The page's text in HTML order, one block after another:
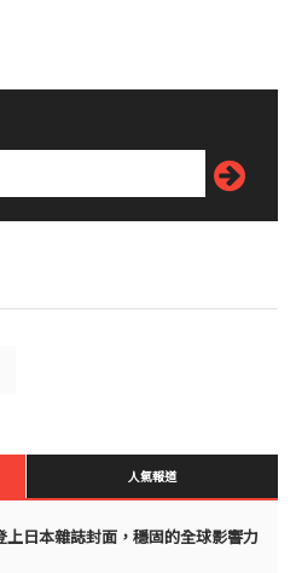
人氣報道
上日本雜誌封面，穩固的全球影響力